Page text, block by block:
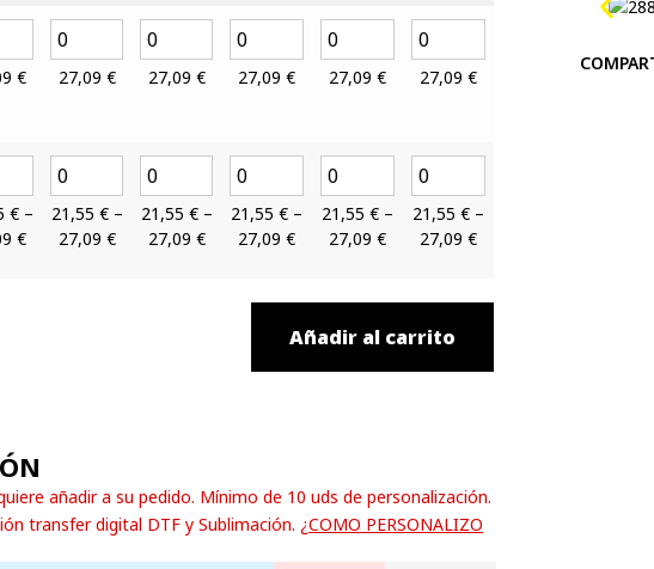
€ 27,09 € 27,09 € 27,09 € 27,09 € 27,09 €
€–
€
21,55 €–
27,09 €
21,55 €–
27,09 €
21,55 € –
27,09 €
21,55 € –
27,09 €
21,55 € –
27,09 €
Añadir al carrito
añadir a su pedido. Mínimo de 10 uds de personalización.
transfer digital DTF y Sublimación. ¿COMO PERSONALIZO